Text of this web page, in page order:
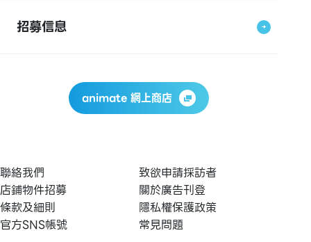
招募信息
animate 網上商店
聯絡我們
致欲申請採訪者
店鋪物件招募
關於廣告刊登
條款及細則
隱私權保護政策
官方SNS帳號
常見問題